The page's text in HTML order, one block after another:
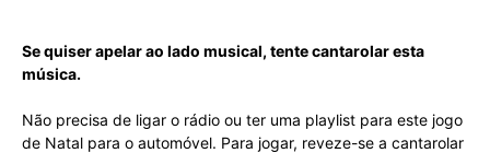
Se quiser apelar ao lado musical, tente cantarolar esta
música.
Não precisa de ligar o rádio ou ter uma playlist para este jogo
de Natal para o automóvel. Para jogar, reveze-se a cantarolar